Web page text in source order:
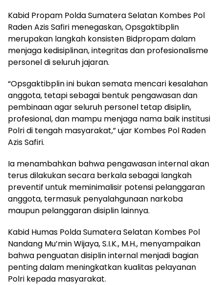
Kabid Propam Polda Sumatera Selatan Kombes Pol
Raden Azis Safiri menegaskan, Opsgaktibplin
merupakan langkah konsisten Bidpropam dalam
menjaga kedisiplinan, integritas dan profesionalisme
personel di seluruh jajaran.
“Opsgaktibplin ini bukan semata mencari kesalahan
anggota, tetapi sebagai bentuk pengawasan dan
pembinaan agar seluruh personel tetap disiplin,
profesional, dan mampu menjaga nama baik institusi
Polri di tengah masyarakat,” ujar Kombes Pol Raden
Azis Safiri.
Ia menambahkan bahwa pengawasan internal akan
terus dilakukan secara berkala sebagai langkah
preventif untuk meminimalisir potensi pelanggaran
anggota, termasuk penyalahgunaan narkoba
maupun pelanggaran disiplin lainnya.
Kabid Humas Polda Sumatera Selatan Kombes Pol
Nandang Mu’min Wijaya, S.I.K., M.H., menyampaikan
bahwa penguatan disiplin internal menjadi bagian
penting dalam meningkatkan kualitas pelayanan
Polri kepada masyarakat.